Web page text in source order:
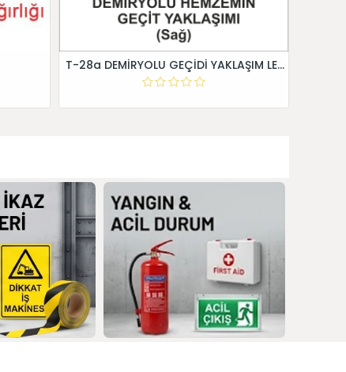
T-28a DEMİRYOLU GEÇİDİ YAKLAŞIM LEVHALARI (Sağ)